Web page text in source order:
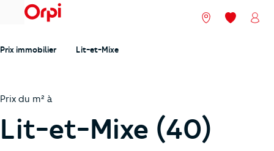
menu Nos agences
Mes
Prix immobilier Lit-et-Mixe
Prix du m² à
Lit-et-Mixe (40)